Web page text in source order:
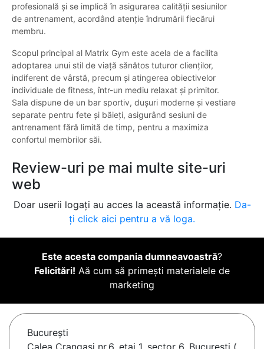
profesională și se implică în asigurarea calității sesiunilor
de antrenament, acordând atenție îndrumării fiecărui
membru.
Scopul principal al Matrix Gym este acela de a facilita
adoptarea unui stil de viață sănătos tuturor clienților,
indiferent de vârstă, precum și atingerea obiectivelor
individuale de fitness, într-un mediu relaxat și primitor.
Sala dispune de un bar sportiv, dușuri moderne și vestiare
separate pentru fete și băieți, asigurând sesiuni de
antrenament fără limită de timp, pentru a maximiza
confortul membrilor săi.
Review-uri pe mai multe site-uri
web
Doar userii logați au acces la această informație. Da-
ți click aici pentru a vă loga.
Este acesta compania dumneavoastră?
Felicitări! Aă cum să primești materialele de
marketing
Bucureşti